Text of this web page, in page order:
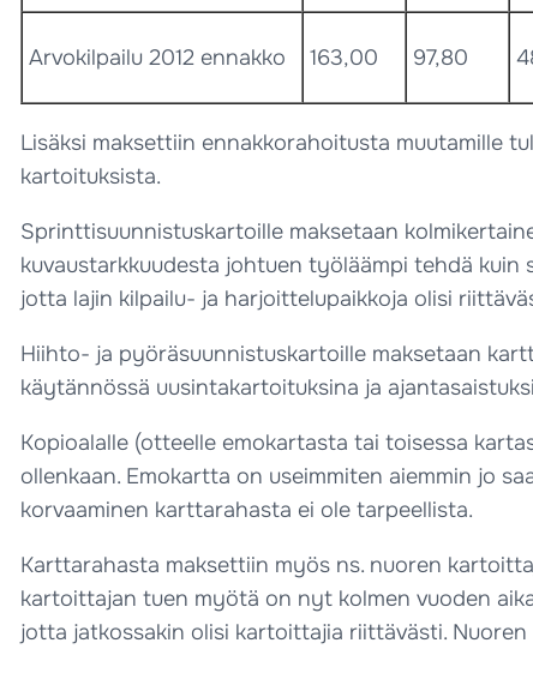
Arvokilpailu 2012 ennakko 163,00 97,80
Lisäksi maksettiin ennakkorahoitusta muutamille
kartoituksista.
Sprinttisuunnistuskartoille maksetaan
kuvaustarkkuudesta johtuen työläämpi tehdä
jotta lajin kilpailu- ja harjoittelupaikkoja olisi
Hiihto- ja pyöräsuunnistuskartoille maksetaan
käytännössä uusintakartoituksina ja
Kopioalalle (otteelle emokartasta tai toisessa
ollenkaan. Emokartta on useimmiten aiemmin jo
korvaaminen karttarahasta ei ole tarpeellista.
Karttarahasta maksettiin myös ns. nuoren
kartoittajan tuen myötä on nyt kolmen vuoden
jotta jatkossakin olisi kartoittajia riittävästi.